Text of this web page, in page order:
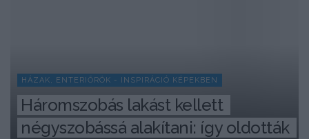
HÁZAK, ENTERIŐRÖK - INSPIRÁCIÓ KÉPEKBEN
Háromszobás lakást kellett
négyszobássá alakítani: így oldották